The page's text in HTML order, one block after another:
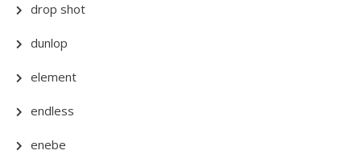
drop shot
dunlop
element
endless
enebe